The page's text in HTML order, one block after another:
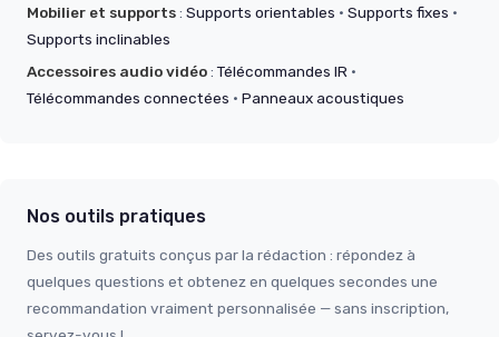
Mobilier et supports: Supports orientables · Supports fixes ·
Supports inclinables
Accessoires audio vidéo:Télécommandes IR ·
Télécommandes connectées · Panneaux acoustiques
Nos outils pratiques
Des outils gratuits conçus par la rédaction : répondez à
quelques questions et obtenez en quelques secondes une
recommandation vraiment personnalisée — sans inscription,